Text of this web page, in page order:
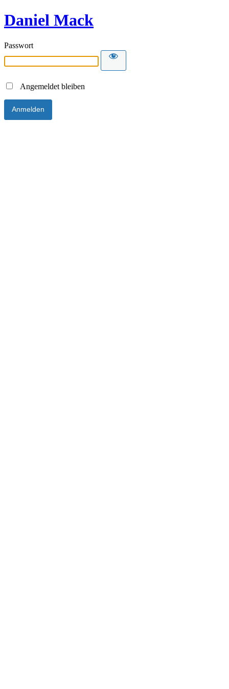
Daniel Mack
Passwort
Angemeldet bleiben